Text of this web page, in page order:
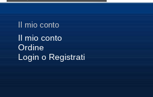
Il mio conto
Il mio conto
Ordine
Login o Registrati